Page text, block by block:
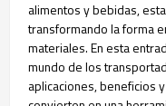
alimentos y bebidas,
transformando la forma
materiales. En esta
mundo de los
aplicaciones, beneficios